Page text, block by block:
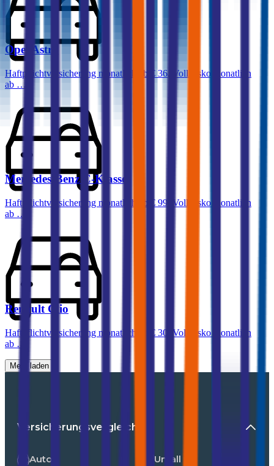
Opel Astra
Haftpflichtversicherung monatlich ab € 36
Vollkasko monatlich
ab …
Mercedes-Benz C-Klasse
Haftpflichtversicherung monatlich ab € 99
Vollkasko monatlich
ab …
Renault Clio
Haftpflichtversicherung monatlich ab € 30
Vollkasko monatlich
ab …
Mehr laden
Versicherungsvergleiche
Auto
Unfall